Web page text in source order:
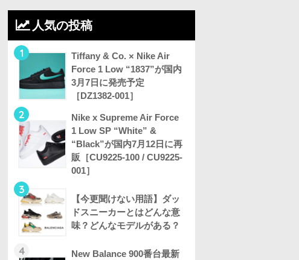
人気の投稿
1
Tiffany & Co. × Nike Air
Force 1 Low “1837”が国内
3月7日に発売予定
［DZ1382-001］
2
Nike x Supreme Air Force
1 Low SP “White” &
“Black”が国内7月12日に再
販［CU9225-100 / CU9225-
001］
3
【今更聞けない用語】ダッ
ドスニーカーとはどんな意
味？どんなモデルがある？
4
New Balance 900番台最新